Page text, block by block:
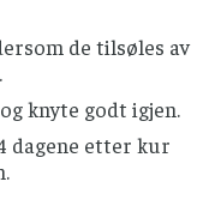
de tilsøles av
knyte godt igjen.
dagene etter kur